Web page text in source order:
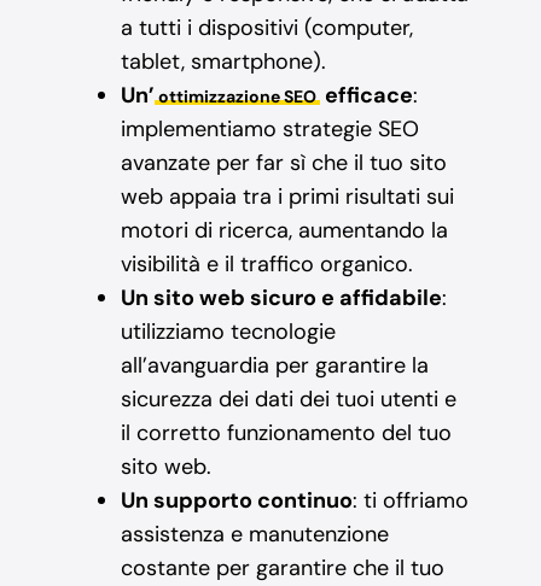
a tutti i dispositivi (computer,
tablet, smartphone).
Un’ ottimizzazione SEOefficace:
implementiamo strategie SEO
avanzate per far sì che il tuo sito
web appaia tra i primi risultati sui
motori di ricerca, aumentando la
visibilità e il traffico organico.
Un sito web sicuro e affidabile:
utilizziamo tecnologie
all’avanguardia per garantire la
sicurezza dei dati dei tuoi utenti e
il corretto funzionamento del tuo
sito web.
Un supporto continuo: ti offriamo
assistenza e manutenzione
costante per garantire che il tuo